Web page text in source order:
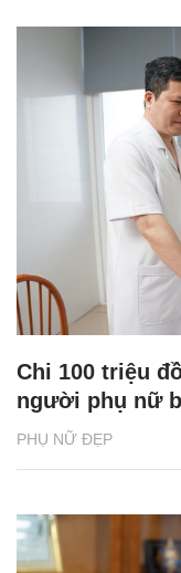
PHỤ NỮ ĐẸP
Chi 100 triệu
người phụ nữ